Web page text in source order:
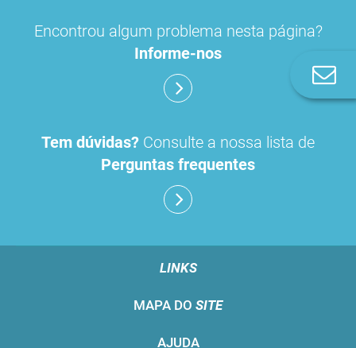
Encontrou algum problema nesta página?
Informe-nos
Tem dúvidas? Consulte a nossa lista de
Perguntas frequentes
LINKS
MAPA DO SITE
AJUDA